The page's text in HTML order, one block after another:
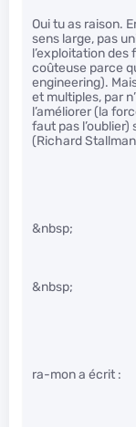
Oui tu as raison.
sens large, pas
l’exploitation
coûteuse parce
engineering).
et multiples, par
l’améliorer (la
faut pas
(Richard
&nbsp;
&nbsp;
ra-mon a écrit :